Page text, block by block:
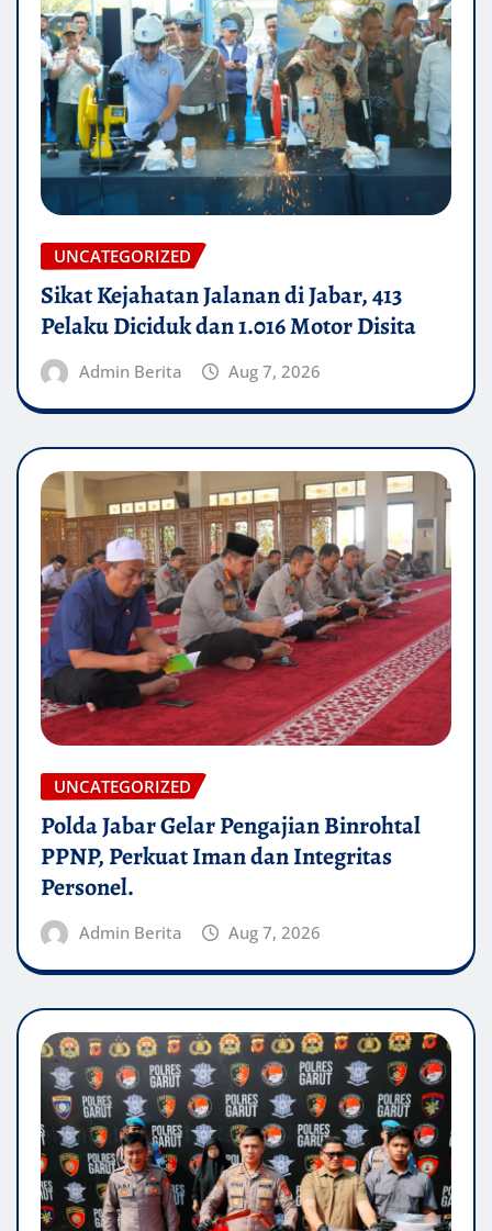
UNCATEGORIZED
Sikat Kejahatan Jalanan di Jabar, 413
Pelaku Diciduk dan 1.016 Motor Disita
Admin Berita Aug 7, 2026
UNCATEGORIZED
Polda Jabar Gelar Pengajian Binrohtal
PPNP, Perkuat Iman dan Integritas
Personel.
Admin Berita Aug 7, 2026